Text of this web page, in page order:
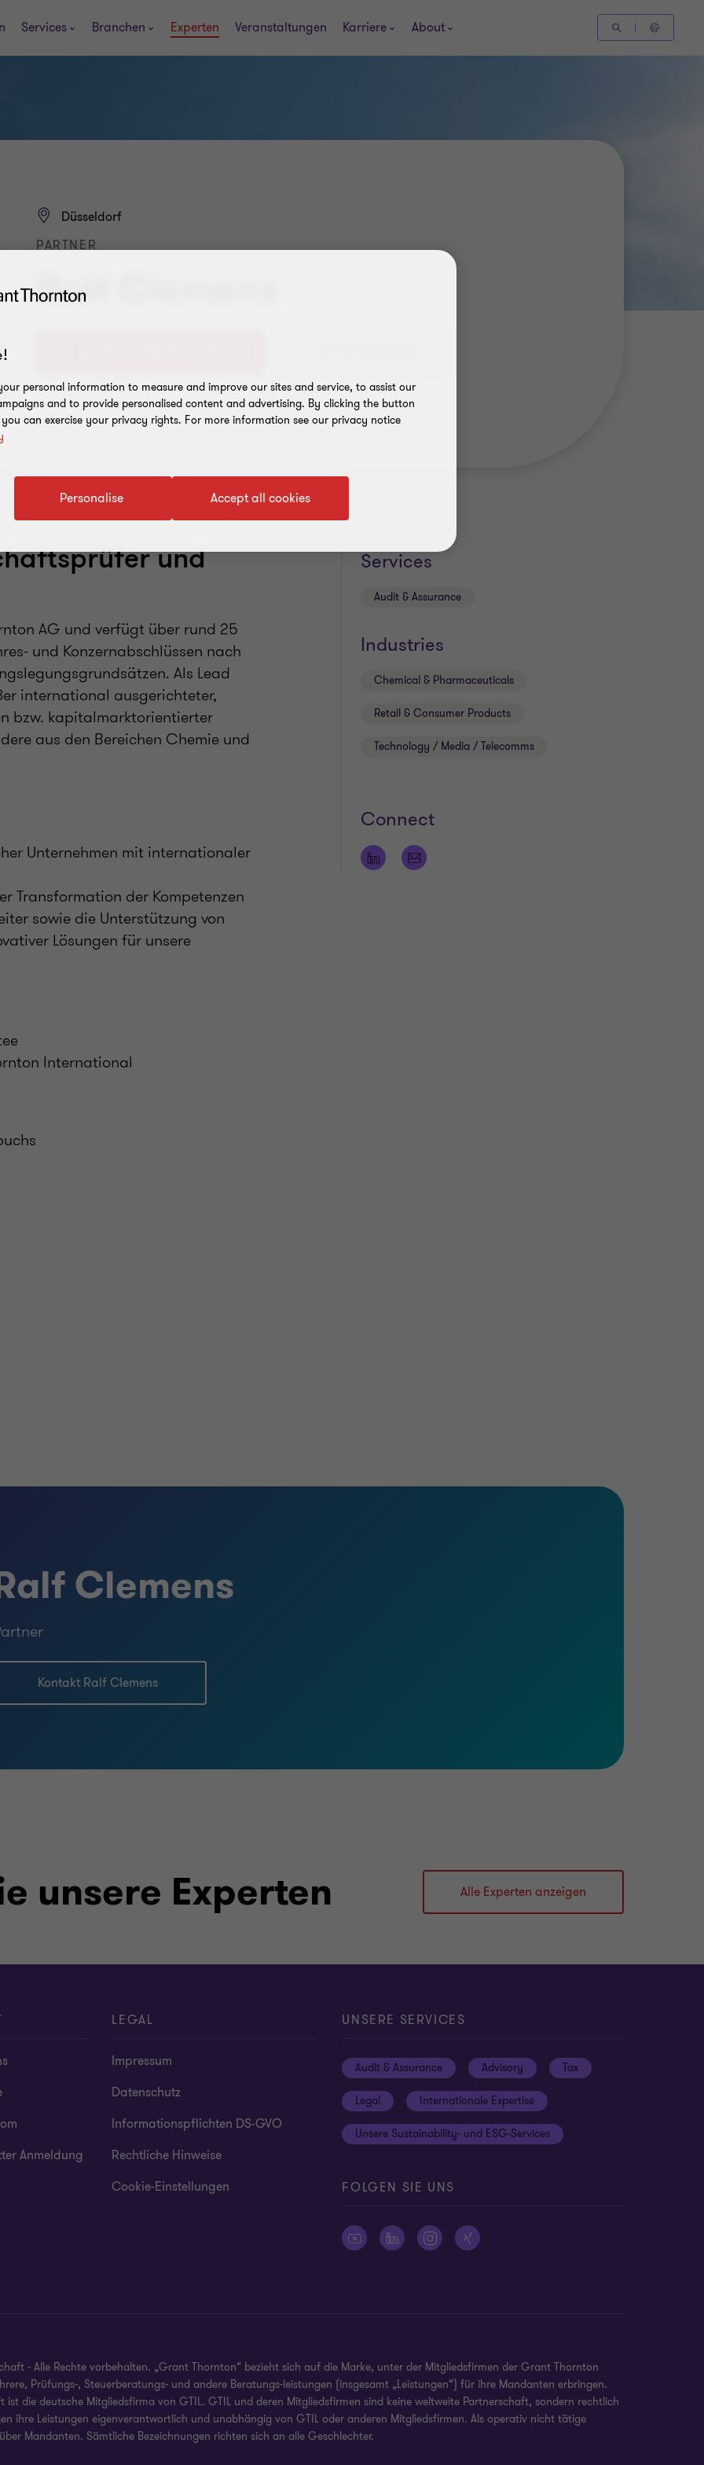
Services Branchen Experten Veranstaltungen Karriere About
Ralf Clemens
Düsseldorf
PARTNER
und
AG und verfügt über rund 25
und Konzernabschlüssen nach
Als Lead
international ausgerichteter,
bzw. kapitalmarktorientierter
aus den Bereichen Chemie und
Unternehmen mit internationaler
Transformation der Kompetenzen
sowie die Unterstützung von
Lösungen für unsere
International
Services
Audit & Assurance
Industries
Chemical & Pharmaceuticals
Retail & Consumer Products
Technology / Media / Telecomms
Connect
Clemens
Kontakt Ralf Clemens
unsere Experten Alle Experten anzeigen
Anmeldung
LEGAL
Impressum
Datenschutz
Informationspflichten DS-GVO
Rechtliche Hinweise
Cookie-Einstellungen
UNSERE SERVICES
Audit & Assurance Advisory Tax
Legal Internationale Expertise
Unsere Sustainability- und ESG-Services
FOLGEN SIE UNS
- Alle Rechte vorbehalten. „Grant Thornton“ bezieht sich auf die Marke, unter der Mitgliedsfirmen der Grant Thornton
Prüfungs-, Steuerberatungs- und andere Beratungs-leistungen (insgesamt „Leistungen“) für ihre Mandanten erbringen.
die deutsche Mitgliedsfirma von GTIL. GTIL und deren Mitgliedsfirmen sind keine weltweite Partnerschaft, sondern rechtlich
ihre Leistungen eigenverantwortlich und unabhängig von GTIL oder anderen Mitgliedsfirmen. Als operativ nicht tätige
Mandanten. Sämtliche Bezeichnungen richten sich an alle Geschlechter.
personal information to measure and improve our sites and service, to assist our
and to provide personalised content and advertising. By clicking the button
can exercise your privacy rights. For more information see our privacy notice
Accept all cookies
Personalise